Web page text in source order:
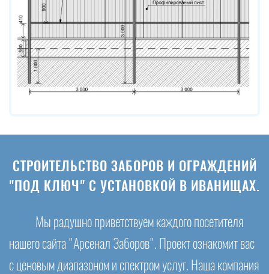
СТРОИТЕЛЬСТВО ЗАБОРОВ И ОГРАЖДЕНИЙ
"ПОД КЛЮЧ" С УСТАНОВКОЙ В ИВАНИЩАХ.
Мы радушно приветствуем каждого посетителя
нашего сайта "Арсенал Заборов". Проект ознакомит вас
с ценовым диапазоном и спектром услуг. Наша компания